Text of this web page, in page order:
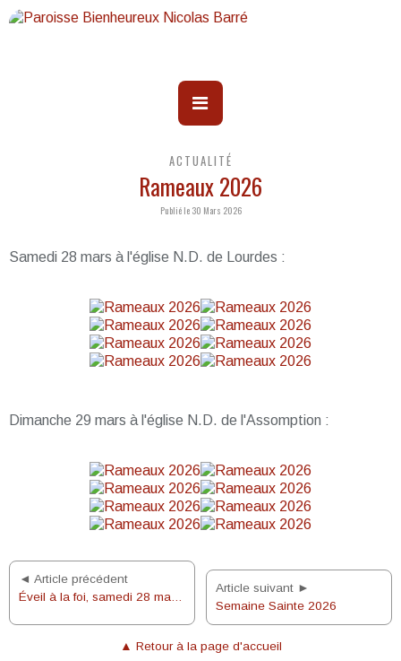
ACTUALITÉ
Rameaux 2026
Publié le 30 Mars 2026
Samedi 28 mars à l'église N.D. de Lourdes :
Dimanche 29 mars à l'église N.D. de l'Assomption :
◄ Article précédent
Éveil à la foi, samedi 28 mars 2026
Article suivant ►
Semaine Sainte 2026
▲ Retour à la page d'accueil